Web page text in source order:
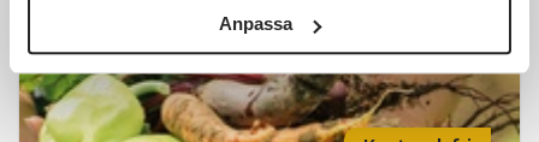
Anpassa